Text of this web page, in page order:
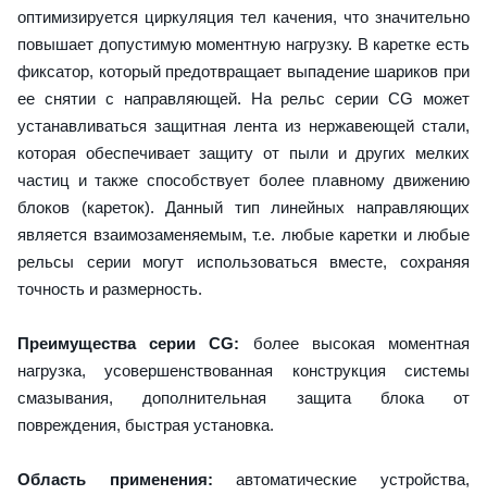
оптимизируется циркуляция тел качения, что значительно
повышает допустимую моментную нагрузку. В каретке есть
фиксатор, который предотвращает выпадение шариков при
ее снятии с направляющей. На рельс серии CG может
устанавливаться защитная лента из нержавеющей стали,
которая обеспечивает защиту от пыли и других мелких
частиц и также способствует более плавному движению
блоков (кареток). Данный тип линейных направляющих
является взаимозаменяемым, т.е. любые каретки и любые
рельсы серии могут использоваться вместе, сохраняя
точность и размерность.
Преимущества серии CG: более высокая моментная
нагрузка, усовершенствованная конструкция системы
смазывания, дополнительная защита блока от
повреждения, быстрая установка.
Область применения: автоматические устройства,